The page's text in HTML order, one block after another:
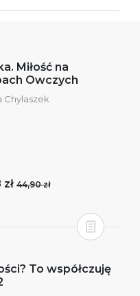
Miłość na
Owczych
Chylaszek
44,90 zł
To współczuję